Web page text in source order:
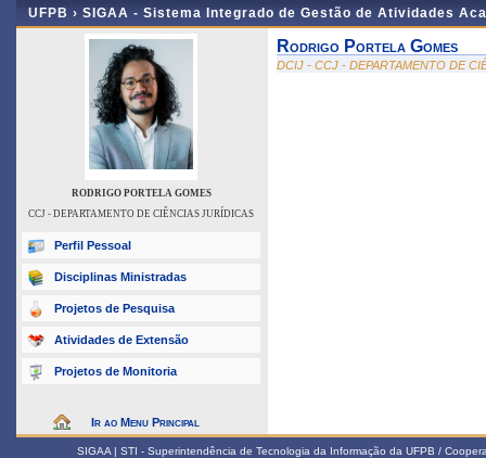
UFPB › SIGAA - Sistema Integrado de Gestão de Atividades
RODRIGO PORTELA GOMES
CCJ - DEPARTAMENTO DE CIÊNCIAS JURÍDICAS
Perfil Pessoal
Disciplinas Ministradas
Projetos de Pesquisa
Atividades de Extensão
Projetos de Monitoria
Ir ao Menu Principal
Rodrigo Portela Gomes
DCIJ - CCJ - DEPARTAMENTO DE
SIGAA | STI - Superintendência de Tecnologia da Informação da UFPB /